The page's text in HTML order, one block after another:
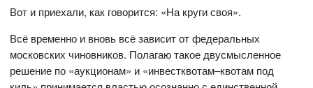
Вот и приехали, как говорится: «На круги своя».
Всё временно и вновь всё зависит от федеральных
московских чиновников. Полагаю такое двусмысленное
решение по «аукционам» и «инвестквотам–квотам под